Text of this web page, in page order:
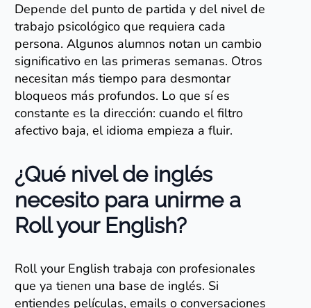
Depende del punto de partida y del nivel de
trabajo psicológico que requiera cada
persona. Algunos alumnos notan un cambio
significativo en las primeras semanas. Otros
necesitan más tiempo para desmontar
bloqueos más profundos. Lo que sí es
constante es la dirección: cuando el filtro
afectivo baja, el idioma empieza a fluir.
¿Qué nivel de inglés
necesito para unirme a
Roll your English?
Roll your English trabaja con profesionales
que ya tienen una base de inglés. Si
entiendes películas, emails o conversaciones